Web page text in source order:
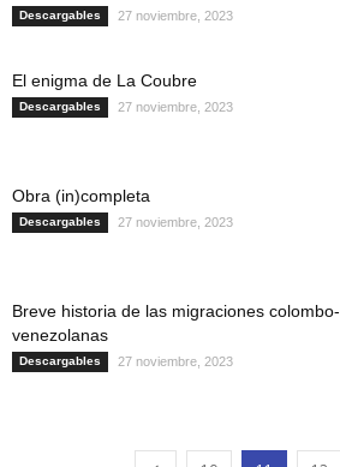
Descargables 27 noviembre, 2023
El enigma de La Coubre
Descargables 27 noviembre, 2023
Obra (in)completa
Descargables 27 noviembre, 2023
Breve historia de las migraciones colombo-
venezolanas
Descargables 27 noviembre, 2023